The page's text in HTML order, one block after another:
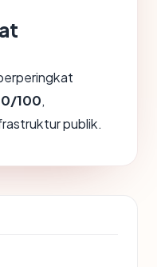
100,
publik.